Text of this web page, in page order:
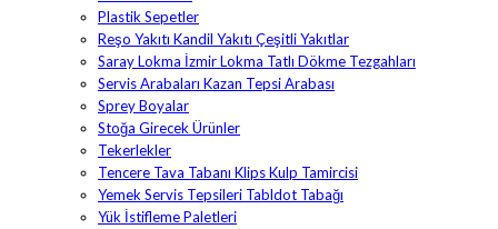
Plastik Sepetler
Reşo Yakıtı Kandil Yakıtı Çeşitli Yakıtlar
Saray Lokma İzmir Lokma Tatlı Dökme Tezgahları
Servis Arabaları Kazan Tepsi Arabası
Sprey Boyalar
Stoğa Girecek Ürünler
Tekerlekler
Tencere Tava Tabanı Klips Kulp Tamircisi
Yemek Servis Tepsileri Tabldot Tabağı
Yük İstifleme Paletleri